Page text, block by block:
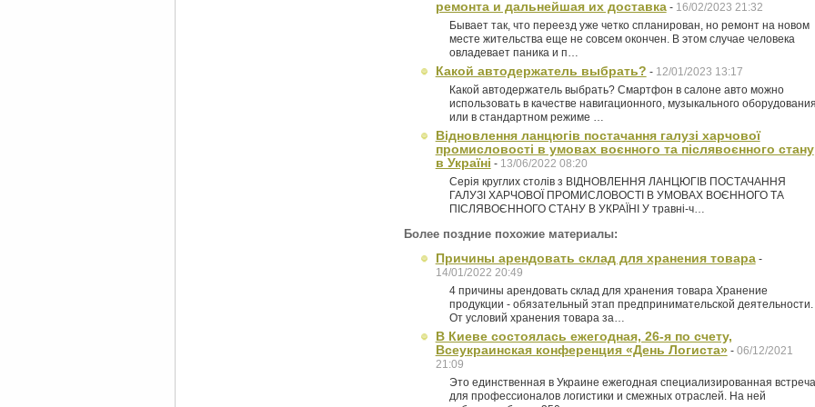
ремонта и дальнейшая их доставка- 16/02/2023 21:32
Бывает так, что переезд уже четко спланирован, но ремонт на новом
месте жительства еще не совсем окончен. В этом случае человека
овладевает паника и п…
Какой автодержатель выбрать? - 12/01/2023 13:17
Какой автодержатель выбрать? Смартфон в салоне авто можно
использовать в качестве навигационного, музыкального
или в стандартном режиме …
Відновлення ланцюгів постачання галузі харчової
промисловості в умовах воєнного та післявоєнного стану
в Україні - 13/06/2022 08:20
Серія круглих столів з ВІДНОВЛЕННЯ ЛАНЦЮГІВ ПОСТАЧАННЯ
ГАЛУЗІ ХАРЧОВОЇ ПРОМИСЛОВОСТІ В УМОВАХ ВОЄННОГО ТА
ПІСЛЯВОЄННОГО СТАНУ В УКРАЇНІ У травні-ч…
Более поздние похожие материалы:
Причины арендовать склад для хранения товара-
14/01/2022 20:49
4 причины арендовать склад для хранения товара Хранение
продукции - обязательный этап предпринимательской деятельности.
От условий хранения товара за…
В Киеве состоялась ежегодная, 26-я по счету,
Всеукраинская конференция «День Логиста»- 06/12/2021
21:09
Это единственная в Украине ежегодная специализированная встреча
для профессионалов логистики и смежных отраслей. На ней